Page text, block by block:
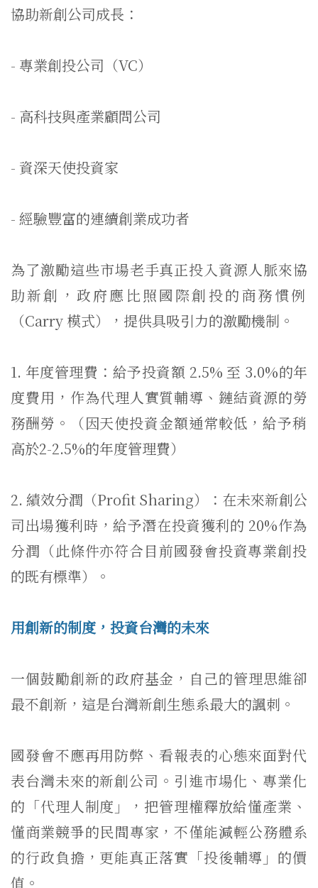
協助新創公司成長：
- 專業創投公司（VC）
- 高科技與產業顧問公司
- 資深天使投資家
- 經驗豐富的連續創業成功者
為了激勵這些市場老手真正投入資源人脈來協
助新創， 政府應比照國際創投的商務慣例
（Carry 模式），提供具吸引力的激勵機制。
1. 年度管理費：給予投資額 2.5% 至 3.0%的年
度費用，作為代理人實質輔導、鏈結資源的勞
務酬勞。
（因天使投資金額通常較低，給予稍
高於2-2.5%的年度管理費）
2. 績效分潤（Profit Sharing）：在未來新創公
司出場獲利時， 給予潛在投資獲利的 20%作為
分潤（此條件亦符合目前國發會投資專業創投
的既有標準）。
用創新的制度，投資台灣的未來
一個鼓勵創新的政府基金，自己的管理思維卻
最不創新， 這是台灣新創生態系最大的諷刺。
國發會不應再用防弊、 看報表的心態來面對代
表台灣未來的新創公司。引進市場化、 專業化
的「代理人制度」，把管理權釋放給懂產業、
懂商業競爭的民間專家，不僅能減輕公務體系
的行政負擔， 更能真正落實「投後輔導」的價
值。